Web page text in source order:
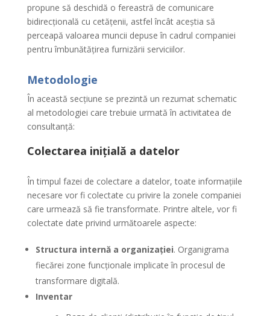
propune să deschidă o fereastră de comunicare
bidirecțională cu cetățenii, astfel încât aceștia să
perceapă valoarea muncii depuse în cadrul companiei
pentru îmbunătățirea furnizării serviciilor.
Metodologie
În această secțiune se prezintă un rezumat schematic
al metodologiei care trebuie urmată în activitatea de
consultanță:
Colectarea inițială a datelor
În timpul fazei de colectare a datelor, toate informațiile
necesare vor fi colectate cu privire la zonele companiei
care urmează să fie transformate. Printre altele, vor fi
colectate date privind următoarele aspecte:
Structura internă a organizației. Organigrama
fiecărei zone funcționale implicate în procesul de
transformare digitală.
Inventar